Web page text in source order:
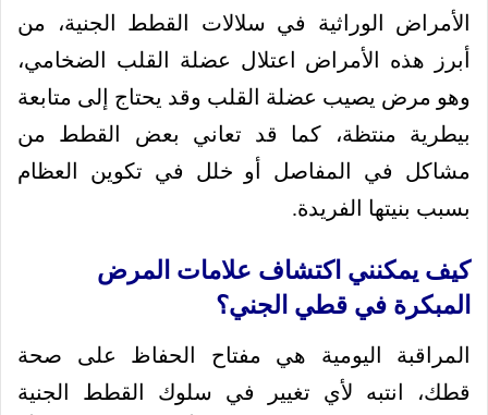
الأمراض الوراثية في سلالات القطط الجنية، من
أبرز هذه الأمراض اعتلال عضلة القلب الضخامي،
وهو مرض يصيب عضلة القلب وقد يحتاج إلى متابعة
بيطرية منتظة، كما قد تعاني بعض القطط من
مشاكل في المفاصل أو خلل في تكوين العظام
بسبب بنيتها الفريدة.
كيف يمكنني اكتشاف علامات المرض
المبكرة في قطي الجني؟
المراقبة اليومية هي مفتاح الحفاظ على صحة
قطك، انتبه لأي تغيير في سلوك القطط الجنية